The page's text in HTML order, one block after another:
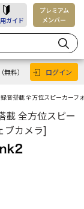
ガイド
プレミアム
メンバー
（無料） ログイン
音搭載 全方位スピーカー
載 全方位スピー
ブカメラ]